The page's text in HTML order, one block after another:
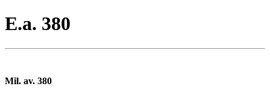
E.a. 380
Mil. av. 380